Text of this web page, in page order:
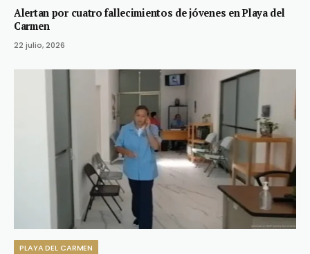
Alertan por cuatro fallecimientos de jóvenes en Playa del
Carmen
22 julio, 2026
PLAYA DEL CARMEN